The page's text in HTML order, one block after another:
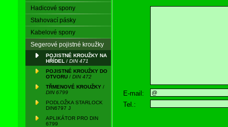
Hadicové spony
Stahovací pásky
Kabelové spony
Segerové pojistné kroužky
POJISTNÉ KROUŽKY NA
HŘÍDEL / DIN 471
POJISTNÉ KROUŽKY DO
OTVORU / DIN 472
TŘMENOVÉ KROUŽKY /
DIN 6799
PODLOŽKA STARLOCK
DIN6797 J
APLIKÁTOR PRO DIN
6799
E-mail:
Tel.: